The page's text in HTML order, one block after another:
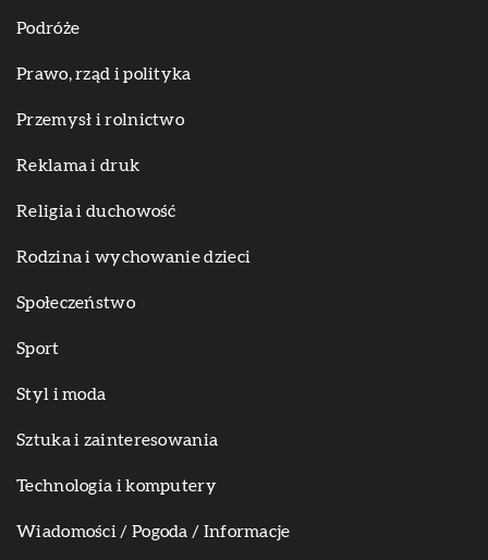
Podróże
Prawo, rząd i polityka
Przemysł i rolnictwo
Reklama i druk
Religia i duchowość
Rodzina i wychowanie dzieci
Społeczeństwo
Sport
Styl i moda
Sztuka i zainteresowania
Technologia i komputery
Wiadomości / Pogoda / Informacje